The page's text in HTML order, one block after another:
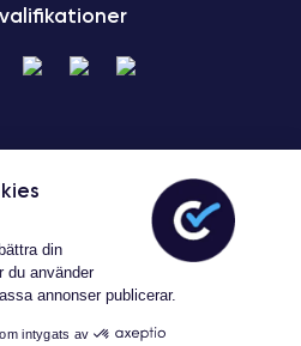
24 månader
Allmänna försäljningsvillkor
Certideal © 2026 Alla rättigheter
din
du använder
annonser publicerar.
intygats av